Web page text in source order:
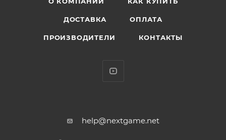
ДОСТАВКА ОПЛАТА
ПРОИЗВОДИТЕЛИ КОНТАКТЫ
help@nextgame.net